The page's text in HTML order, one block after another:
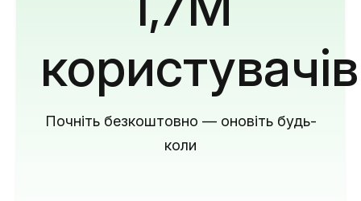
користувачів
Почніть безкоштовно — оновіть будь-
коли